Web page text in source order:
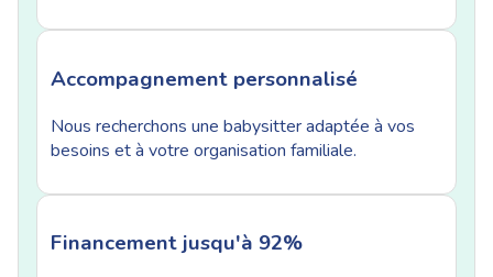
Accompagnement personnalisé
Nous recherchons une babysitter adaptée à vos
besoins et à votre organisation familiale.
Financement jusqu'à 92%